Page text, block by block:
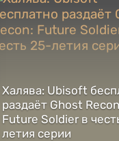
Халява: Ubisoft
раздаёт Ghost
Future Soldier в
летия серии